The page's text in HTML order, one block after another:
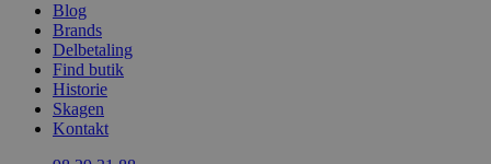
Blog
Brands
Delbetaling
Find butik
Historie
Skagen
Kontakt
woocommerce_items_in_cart